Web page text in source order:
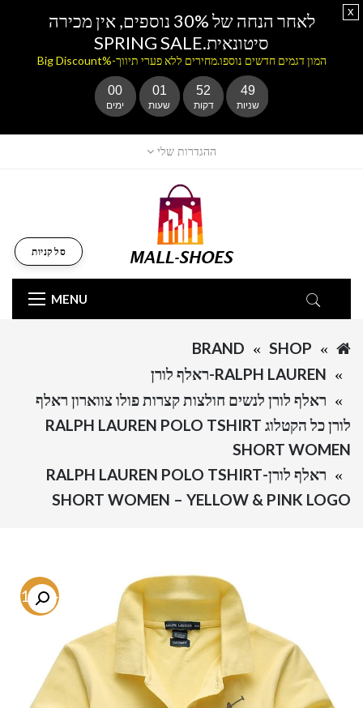
ההגדרות שלי
MENU
סל קניות
SHOP
BRAND
RALPH LAUREN-ראלף לורן
ראלף לורן לנשים חולצות קצרות פולו צווארון ראלף
לורן כל הקטלוג RALPH LAUREN POLO TSHIRT
SHORT WOMEN
ראלף לורן-RALPH LAUREN POLO TSHIRT
SHORT WOMEN – YELLOW & PINK LOGO
-71.6%
לאחר הנחה של 30% נוספים, אין מכירה
סיטונאית.SPRING SALE
המון דגמים חדשים נוספו.מחירים ללא פערי תיווך-%Big Discount
00
ימים
01
שעות
52
דקות
49
שניות
x